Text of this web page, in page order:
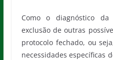
Como o diagnóstico
exclusão de outras
protocolo fechado, ou
necessidades específicas